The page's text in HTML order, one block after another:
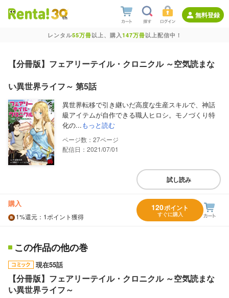
無料登録
レンタル55万冊以上、購入147万冊以上配信中！
【分冊版】フェアリーテイル・クロニクル ～空気読まな
い異世界ライフ～ 第5話
異世界転移で引き継いだ高度な生産スキルで、神話
級アイテムが自作できる職人ヒロシ。モノづくり特
化の...もっと読む
27
配信日：2021/07/01
試し読み
購入
1%還元 ：1ポイント獲得
120ポイント
すぐに購入
この作品の他の巻
現在55話
【分冊版】フェアリーテイル・クロニクル ～空気読まな
い異世界ライフ～